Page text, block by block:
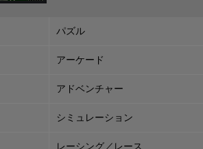
パズル
アーケード
アドベンチャー
シミュレーション
レーシング／レース